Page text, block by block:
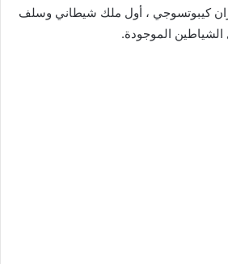
كيبوتسوجي ، أول ملك شيطاني وسلف
الموجودة.